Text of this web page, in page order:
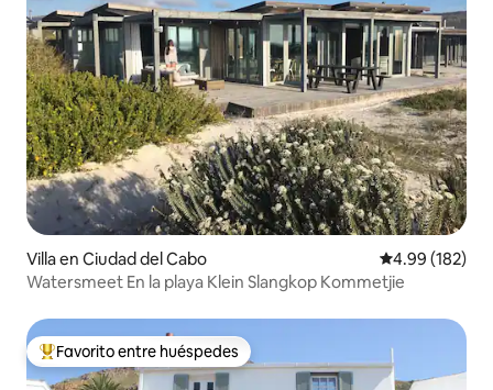
Villa en Ciudad del Cabo Calificación
4.99 (182)
Watersmeet En la playa Klein Slangkop Kommetjie
De los mejores en Favorito entre huéspedes
Favorito entre huéspedes